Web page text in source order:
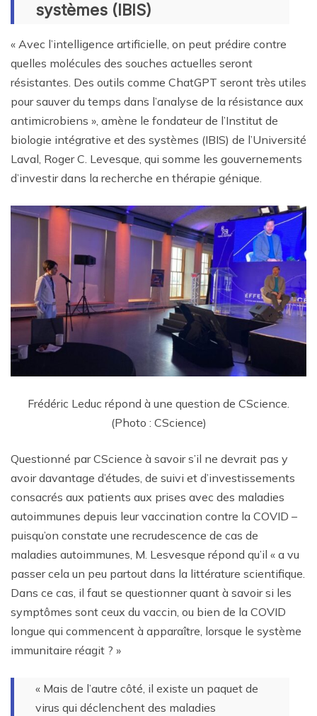
systèmes (IBIS)
« Avec l’intelligence artificielle, on peut prédire contre
quelles molécules des souches actuelles seront
résistantes. Des outils comme ChatGPT seront très utiles
pour sauver du temps dans l’analyse de la résistance aux
antimicrobiens », amène le fondateur de l’Institut de
biologie intégrative et des systèmes (IBIS) de l’Université
Laval, Roger C. Levesque, qui somme les gouvernements
d’investir dans la recherche en thérapie génique.
Frédéric Leduc répond à une question de CScience.
(Photo : CScience)
Questionné par CScience à savoir s’il ne devrait pas y
avoir davantage d’études, de suivi et d’investissements
consacrés aux patients aux prises avec des maladies
autoimmunes depuis leur vaccination contre la COVID –
puisqu’on constate une recrudescence de cas de
maladies autoimmunes, M. Lesvesque répond qu’il « a vu
passer cela un peu partout dans la littérature scientifique.
Dans ce cas, il faut se questionner quant à savoir si les
symptômes sont ceux du vaccin, ou bien de la COVID
longue qui commencent à apparaître, lorsque le système
immunitaire réagit ? »
« Mais de l’autre côté, il existe un paquet de
virus qui déclenchent des maladies